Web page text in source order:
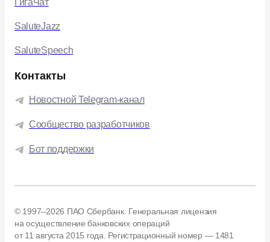
ГигаЧат
SaluteJazz
SaluteSpeech
Контакты
Новостной Telegram-канал
Сообщество разработчиков
Бот поддержки
© 1997–2026 ПАО Сбербанк. Генеральная лицензия
на осуществление банковских операций
от 11 августа 2015 года. Регистрационный номер — 1481